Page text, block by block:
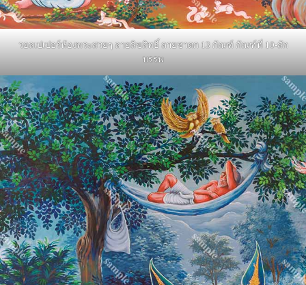
วอลเปเปอร์ห้องพระสวยๆ ลายลิขสิทธิ์ ลายชาดก 13 กัณฑ์ กัณฑ์ที่ 10-สัก
บรรพ